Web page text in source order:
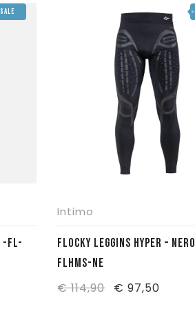
era:
€ 24,00.
è:
€ 15,50.
SALE
Intimo
FLOCKY LEGGINS HYPER – NERO -
FLHMS-NE
€114,90 Il
€ 97,50